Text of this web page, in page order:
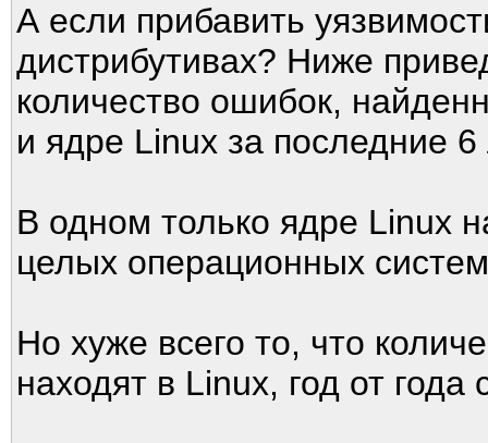
А если прибавить
дистрибутивах? Ниже
количество ошибок,
и ядре Linux за последние 6
В одном только ядре Linux
целых операционных
Но хуже всего то, что
находят в Linux, год от года